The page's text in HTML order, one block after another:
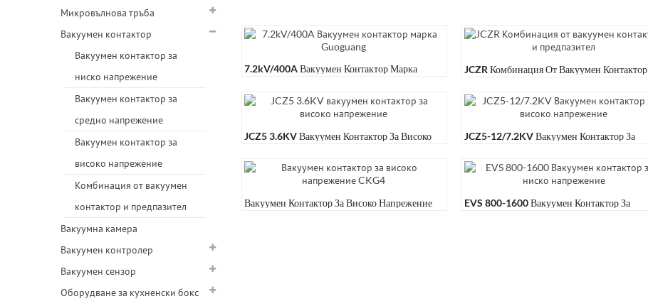
Микровълнова тръба
Вакуумен контактор
Вакуумен контактор за
ниско напрежение
Вакуумен контактор за
средно напрежение
Вакуумен контактор за
високо напрежение
Комбинация от вакуумен
контактор и предпазител
Вакуумна камера
Вакуумен контролер
Вакуумен сензор
Оборудване за кухненски бокс
7.2kV/400A Вакуумен Контактор Марка
JCZR Комбинация От Вакуумен Контактор
JCZ5 3.6KV Вакуумен Контактор За Високо
JCZ5-12/7.2KV Вакуумен Контактор За
Вакуумен Контактор За Високо Напрежение
EVS 800-1600 Вакуумен Контактор За